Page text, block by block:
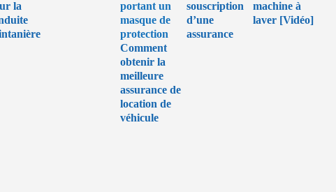
la
Comment
obtenir la
meilleure
assurance de
location de
véhicule
souscription
d’une
assurance
machine à
laver [Vidéo]